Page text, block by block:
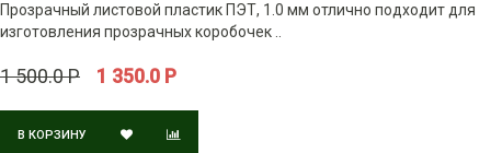
Прозрачный листовой пластик ПЭТ, 1.0 мм отлично подходит для
изготовления прозрачных коробочек ..
1 500.0 Р 1 350.0 Р
В КОРЗИНУ